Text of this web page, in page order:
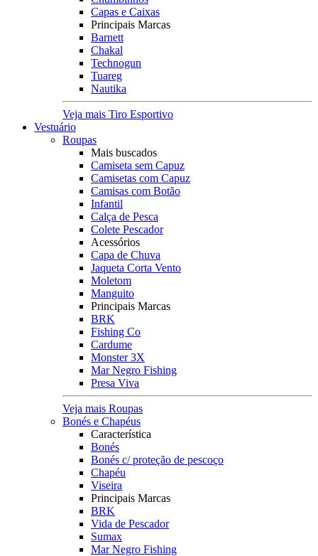
Capas e Caixas
Principais Marcas
Barnett
Chakal
Technogun
Tuareg
Nautika
Veja mais Tiro Esportivo
Vestuário
Roupas
Mais buscados
Camiseta sem Capuz
Camisetas com Capuz
Camisas com Botão
Infantil
Calça de Pesca
Colete Pescador
Acessórios
Capa de Chuva
Jaqueta Corta Vento
Moletom
Manguito
Principais Marcas
BRK
Fishing Co
Cardume
Monster 3X
Mar Negro Fishing
Presa Viva
Veja mais Roupas
Bonés e Chapéus
Característica
Bonés
Bonés c/ proteção de pescoço
Chapéu
Viseira
Principais Marcas
BRK
Vida de Pescador
Sumax
Mar Negro Fishing